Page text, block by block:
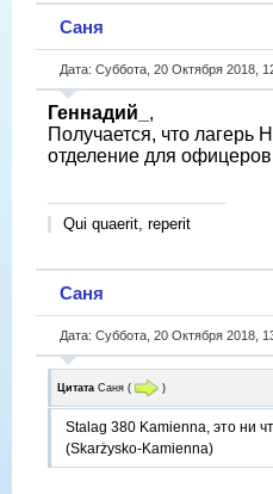
Саня
Дата: Суббота, 20 Октября 2018,
Геннадий_ ,
Получается, что лагерь
отделение для
Qui quaerit, reperit
Саня
Дата: Суббота, 20 Октября 2018,
Цитата Саня ( )
Stalag 380 Kamienna, это ни
(Skarżysko-Kamienna)